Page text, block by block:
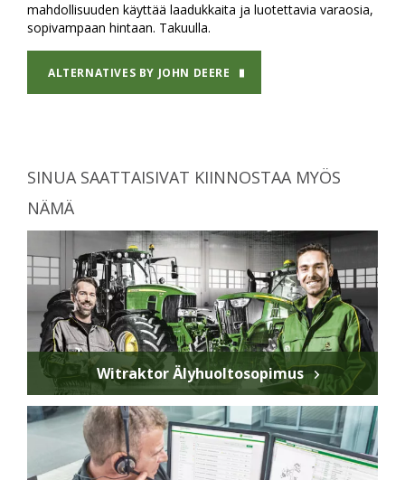
mahdollisuuden käyttää laadukkaita ja luotettavia varaosia,
sopivampaan hintaan. Takuulla.
ALTERNATIVES BY JOHN DEERE
SINUA SAATTAISIVAT KIINNOSTAA MYÖS
NÄMÄ
Witraktor Älyhuoltosopimus